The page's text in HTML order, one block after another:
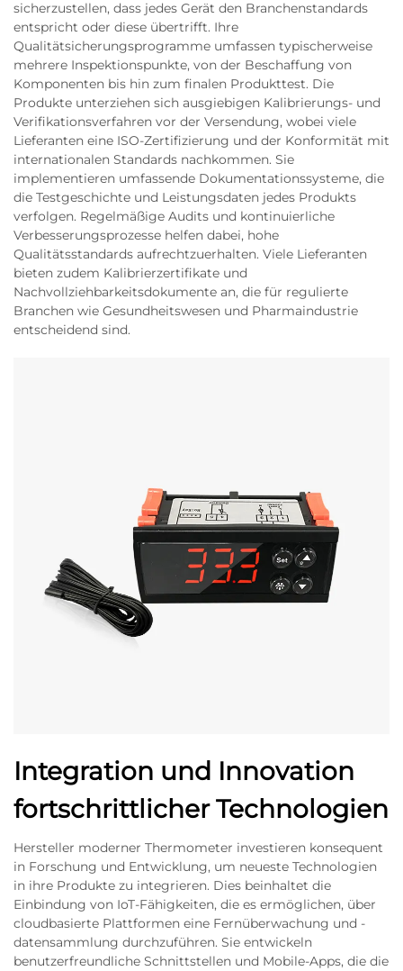
sicherzustellen, dass jedes Gerät den Branchenstandards
entspricht oder diese übertrifft. Ihre
Qualitätsicherungsprogramme umfassen typischerweise
mehrere Inspektionspunkte, von der Beschaffung von
Komponenten bis hin zum finalen Produkttest. Die
Produkte unterziehen sich ausgiebigen Kalibrierungs- und
Verifikationsverfahren vor der Versendung, wobei viele
Lieferanten eine ISO-Zertifizierung und der Konformität mit
internationalen Standards nachkommen. Sie
implementieren umfassende Dokumentationssysteme, die
die Testgeschichte und Leistungsdaten jedes Produkts
verfolgen. Regelmäßige Audits und kontinuierliche
Verbesserungsprozesse helfen dabei, hohe
Qualitätsstandards aufrechtzuerhalten. Viele Lieferanten
bieten zudem Kalibrierzertifikate und
Nachvollziehbarkeitsdokumente an, die für regulierte
Branchen wie Gesundheitswesen und Pharmaindustrie
entscheidend sind.
Integration und Innovation
fortschrittlicher Technologien
Hersteller moderner Thermometer investieren konsequent
in Forschung und Entwicklung, um neueste Technologien
in ihre Produkte zu integrieren. Dies beinhaltet die
Einbindung von IoT-Fähigkeiten, die es ermöglichen, über
cloudbasierte Plattformen eine Fernüberwachung und -
datensammlung durchzuführen. Sie entwickeln
benutzerfreundliche Schnittstellen und Mobile-Apps, die die